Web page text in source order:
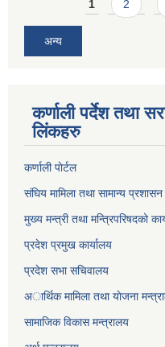
1 2
अन्य
कर्णाली पर्देश तथा
लिंकहरु
कर्णाली पाेर्टल
संघिय मामिला तथा सामान्य
मुख्य मन्त्री तथा मन्त्रिपरिषदको
प्रदेश प्रमुख कार्यालय
प्रदेश सभा सचिवालय
अार्थिक मामिला तथा याेजना
सामाजिक विकास मन्त्रालय